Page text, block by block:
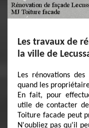
Les travaux de
la ville de
Les rénovations
quand les
En fait, pour
utile de contacter
Toiture facade peut
N'oubliez pas qu'il